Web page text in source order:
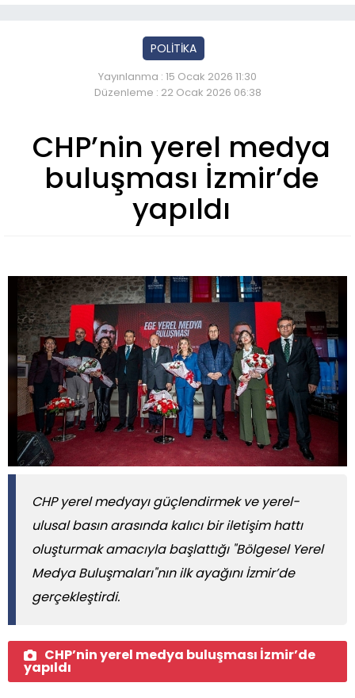
POLİTİKA
Yayınlanma : 15 Ocak 2026 11:30
Düzenleme : 22 Ocak 2026 06:38
CHP’nin yerel medya
buluşması İzmir’de
yapıldı
CHP yerel medyayı güçlendirmek ve yerel-
ulusal basın arasında kalıcı bir iletişim hattı
oluşturmak amacıyla başlattığı "Bölgesel Yerel
Medya Buluşmaları"nın ilk ayağını İzmir’de
gerçekleştirdi.
CHP’nin yerel medya buluşması İzmir’de
yapıldı